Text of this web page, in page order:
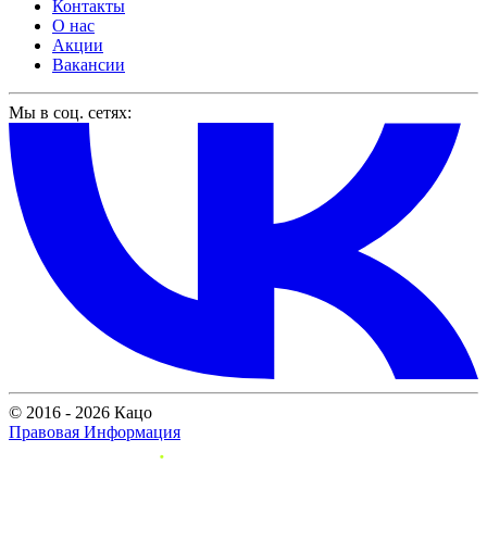
Контакты
О нас
Акции
Вакансии
Мы в соц. сетях:
© 2016 - 2026 Кацо
Правовая Информация